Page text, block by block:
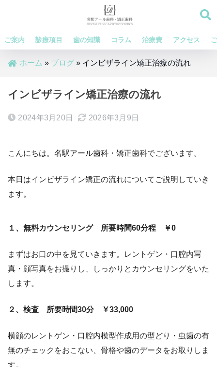
ご案内 診療項目 歯の知識 コラム 治療費 アクセス
ホーム » ブログ » インビザライン矯正治療の流れ
インビザライン矯正治療の流れ
2024年3月20日 2026年3月9日
こんにちは。名駅アール歯科・矯正歯科でございます。
本日はインビザライン矯正の流れについてご説明していき
ます。
１、無料カウンセリング 所要時間60分程 ￥0
まずはお口の中を見ていきます。レントゲン・口腔内写
真・顔写真をお撮りし、しっかりとカウンセリングをいた
します。
２、検査 所要時間30分 ￥33,000
横顔のレントゲン・口腔内模型作成用の型どり・虫歯の有
無のチェックをおこない、骨格や歯のデータをお取りしま
す。